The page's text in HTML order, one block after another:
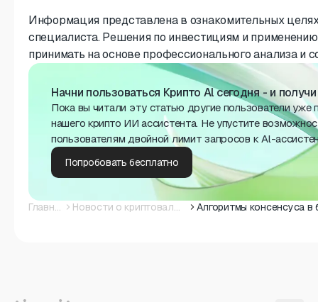
Информация представлена в ознакомительных
специалиста. Решения по инвестициям и
принимать на основе профессионального анализа и
Начни пользоваться Крипто Al сегодня - и
Пока вы читали эту статью другие пользователи
нашего крипто ИИ ассистента. Не упустите
пользователям двойной лимит запросов к Al-
Попробовать бесплатно
Главная Новости о криптовалюте